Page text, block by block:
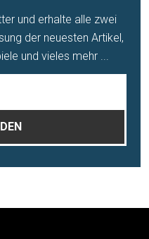
und erhalte alle zwei
der neuesten Artikel,
und vieles mehr ...